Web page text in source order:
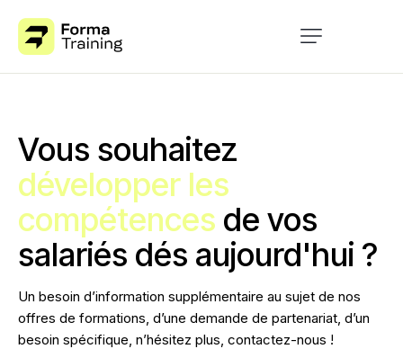
Accueil
À propos
Blog
Contact
Vous souhaitez
développer les
compétences de vos
salariés dés aujourd'hui ?
Un besoin d’information supplémentaire au sujet de nos
offres de formations, d’une demande de partenariat, d’un
besoin spécifique, n’hésitez plus, contactez-nous !